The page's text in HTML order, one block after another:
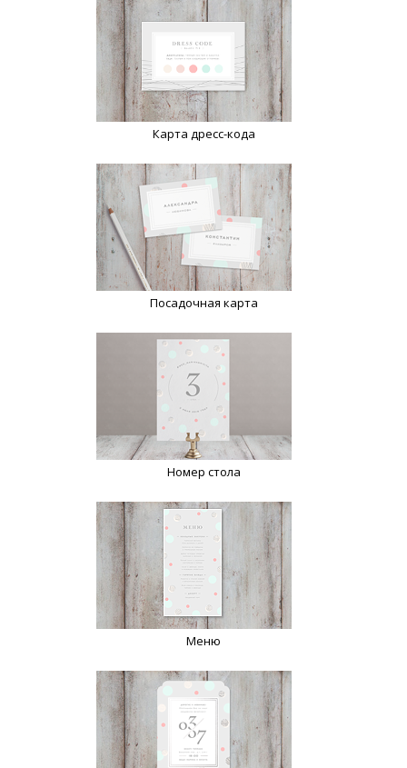
Карта дресс-кода
Посадочная карта
Номер стола
Меню